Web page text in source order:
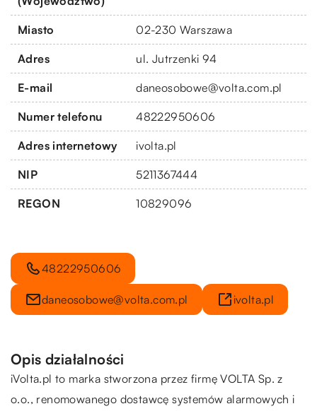
Miasto 02-230 Warszawa
Adres ul. Jutrzenki 94
E-mail daneosobowe@volta.com.pl
Numer telefonu 48222950606
Adres internetowy ivolta.pl
NIP 5211367444
REGON 10829096
48222950606
daneosobowe@volta.com.pl ivolta.pl
Opis działalności
iVolta.pl to marka stworzona przez firmę VOLTA Sp. z
o.o., renomowanego dostawcę systemów alarmowych i